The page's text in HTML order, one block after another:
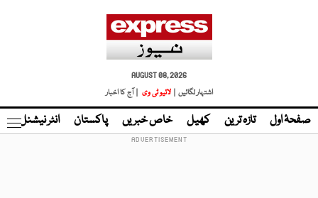
AUGUST 08, 2026
اشتہار لگائیں |
لائیو ٹی وی | آج کا اخبار
صفحۂ اول تازہ ترین کھیل خاص خبریں پاکستان انٹر نیشنل